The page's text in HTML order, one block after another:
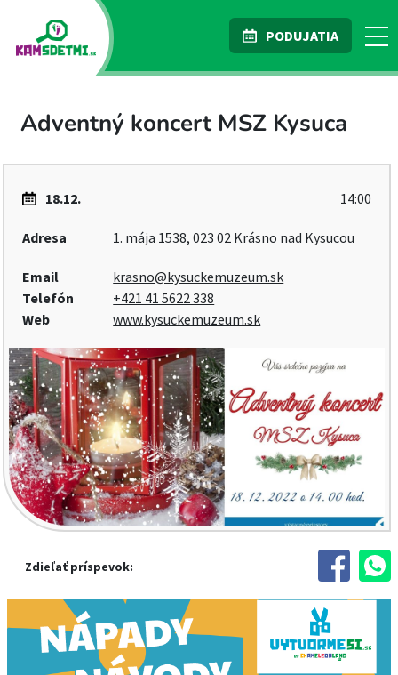
PODUJATIA
Adventný koncert MSZ Kysuca
18.12. 14:00
Adresa 1. mája 1538, 023 02 Krásno nad Kysucou
Email
krasno@kysuckemuzeum.sk
Telefón
+421 41 5622 338
Web
www.kysuckemuzeum.sk
Zdieľať príspevok: